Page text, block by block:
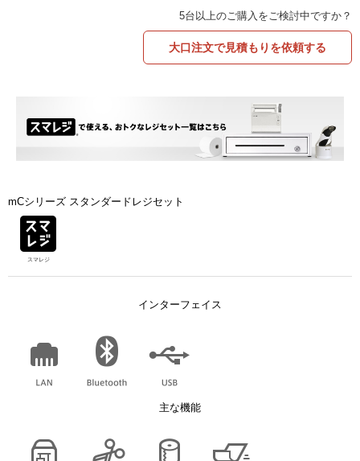
5台以上のご購入をご検討中ですか？
大口注文で見積もりを依頼する
mCシリーズ スタンダードレジセット
スマレジ
インターフェイス
主な機能